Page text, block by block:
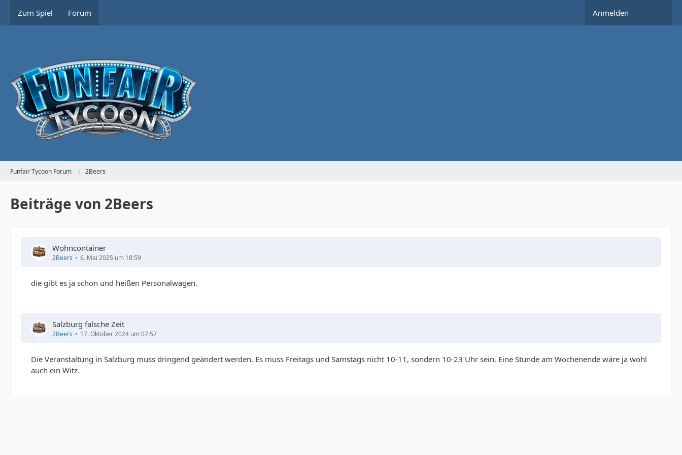
Zum Spiel Forum Anmelden
Funfair Tycoon Forum 2Beers
Beiträge von 2Beers
Wohncontainer
2Beers 6. Mai 2025 um 18:59
die gibt es ja schon und heißen Personalwagen.
Salzburg falsche Zeit
2Beers 17. Oktober 2024 um 07:57
Die Veranstaltung in Salzburg muss dringend geändert werden. Es muss Freitags und Samstags nicht 10-11, sondern 10-23 Uhr sein. Eine Stunde am Wochenende wäre ja wohl
auch ein Witz.